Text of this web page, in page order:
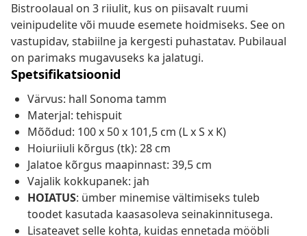
Bistroolaual on 3 riiulit, kus on piisavalt ruumi
veinipudelite või muude esemete hoidmiseks. See on
vastupidav, stabiilne ja kergesti puhastatav. Pubilaual
on parimaks mugavuseks ka jalatugi.
Spetsifikatsioonid
Värvus: hall Sonoma tamm
Materjal: tehispuit
Mõõdud: 100 x 50 x 101,5 cm (L x S x K)
Hoiuriiuli kõrgus (tk): 28 cm
Jalatoe kõrgus maapinnast: 39,5 cm
Vajalik kokkupanek: jah
HOIATUS: ümber minemise vältimiseks tuleb
toodet kasutada kaasasoleva seinakinnitusega.
Lisateavet selle kohta, kuidas ennetada mööbli